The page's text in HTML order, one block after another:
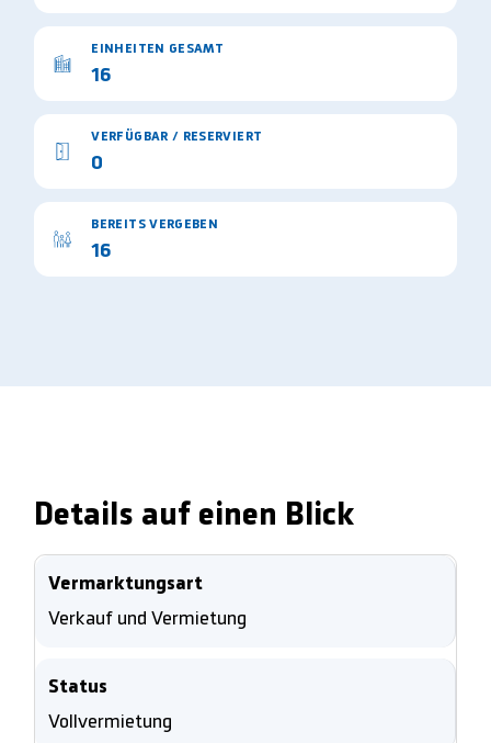
EINHEITEN GESAMT
16
VERFÜGBAR / RESERVIERT
0
BEREITS VERGEBEN
16
Details auf einen Blick
Vermarktungsart
Verkauf und Vermietung
Status
Vollvermietung